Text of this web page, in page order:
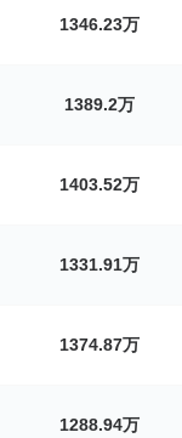
1346.23万
1389.2万
1403.52万
1331.91万
1374.87万
1288.94万